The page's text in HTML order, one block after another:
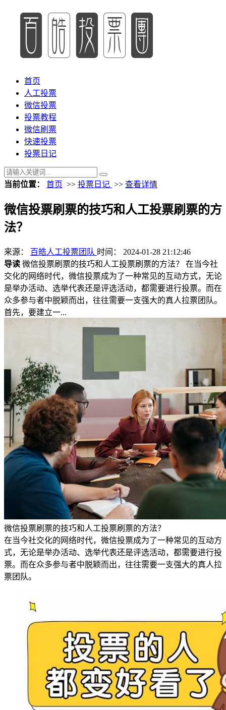
首页
人工投票
微信投票
投票教程
微信刷票
快速投票
投票日记
当前位置： 首页 >> 投票日记 >> 查看详情
微信投票刷票的技巧和人工投票刷票的方
法？
来源： 百皓人工投票团队 时间： 2024-01-28 21:12:46
导读 微信投票刷票的技巧和人工投票刷票的方法？ 在当今社
交化的网络时代，微信投票成为了一种常见的互动方式，无论
是举办活动、选举代表还是评选活动，都需要进行投票。而在
众多参与者中脱颖而出，往往需要一支强大的真人拉票团队。
首先，要建立一...
微信投票刷票的技巧和人工投票刷票的方法？
在当今社交化的网络时代，微信投票成为了一种常见的互动方
式，无论是举办活动、选举代表还是评选活动，都需要进行投
票。而在众多参与者中脱颖而出，往往需要一支强大的真人拉
票团队。